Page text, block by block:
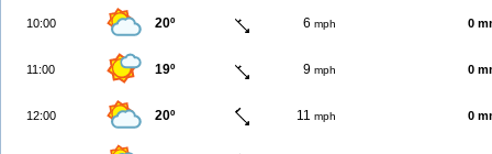
10:00 20º 6 mph 0
11:00 19º 9 mph 0
12:00 20º 11 mph 0